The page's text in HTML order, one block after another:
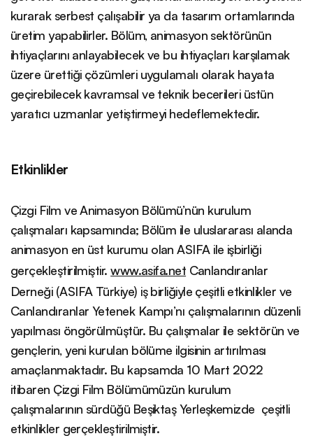
kurarak serbest çalışabilir ya da tasarım ortamlarında
üretim yapabilirler. Bölüm, animasyon sektörünün
ihtiyaçlarını anlayabilecek ve bu ihtiyaçları karşılamak
üzere ürettiği çözümleri uygulamalı olarak hayata
geçirebilecek kavramsal ve teknik becerileri üstün
yaratıcı uzmanlar yetiştirmeyi hedeflemektedir.
Etkinlikler
Çizgi Film ve Animasyon Bölümü’nün kurulum
çalışmaları kapsamında; Bölüm ile uluslararası alanda
animasyon en üst kurumu olan ASIFA ile işbirliği
gerçekleştirilmiştir.www.asifa.net Canlandıranlar
Derneği (ASIFA Türkiye) iş birliğiyle çeşitli etkinlikler ve
Canlandıranlar Yetenek Kampı’nı çalışmalarının düzenli
yapılması öngörülmüştür. Bu çalışmalar ile sektörün ve
gençlerin, yeni kurulan bölüme ilgisinin artırılması
amaçlanmaktadır. Bu kapsamda 10 Mart 2022
itibaren Çizgi Film Bölümümüzün kurulum
çalışmalarının sürdüğü Beşiktaş Yerleşkemizde çeşitli
etkinlikler gerçekleştirilmiştir.